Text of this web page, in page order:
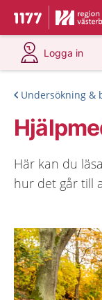
Till startsidan för
Du har
Logga in
på 1177.se
Undersökning &
Här kan du
hur det går till